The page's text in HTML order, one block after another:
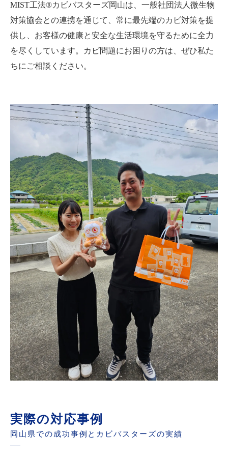
MIST工法®カビバスターズ岡山は、一般社団法人微生物
対策協会との連携を通じて、常に最先端のカビ対策を提
供し、お客様の健康と安全な生活環境を守るために全力
を尽くしています。カビ問題にお困りの方は、ぜひ私た
ちにご相談ください。
実際の対応事例
岡山県での成功事例とカビバスターズの実績